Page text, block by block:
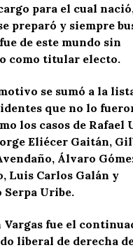
para el cual
preparó y siempre
de este mundo sin
como titular electo.
se sumó a la
que no lo
los casos de Rafael
Eliécer Gaitán,
Álvaro
Luis Carlos Galán y
Serpa Uribe.
Vargas fue el
liberal de derecha